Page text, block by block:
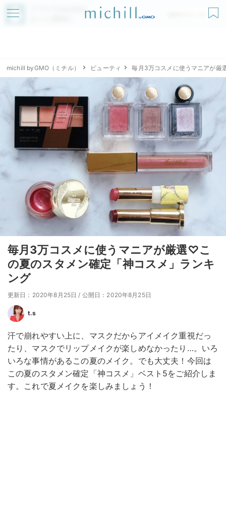
アプリでmichillが
無料ダウンロード
michill byGMO（ミチル） ビューティ 毎月3万コスメに使うマニアが厳
毎月3万コスメに使うマニアが厳選♡こ
の夏のスタメン確定「神コスメ」ランキ
ング
更新日：2020年8月25日 / 公開日：2020年8月25日
t.s
汗で崩れやすい上に、マスクだからアイメイク重視だっ
たり、マスクでリップメイクが楽しめなかったり…。いろ
いろな事情があるこの夏のメイク。でも大丈夫！今回は
この夏のスタメン確定「神コスメ」ベスト5をご紹介しま
す。これで夏メイクを楽しみましょう！